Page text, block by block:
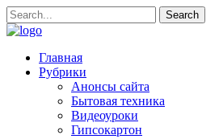
Главная
Рубрики
Анонсы сайта
Бытовая техника
Видеоуроки
Гипсокартон